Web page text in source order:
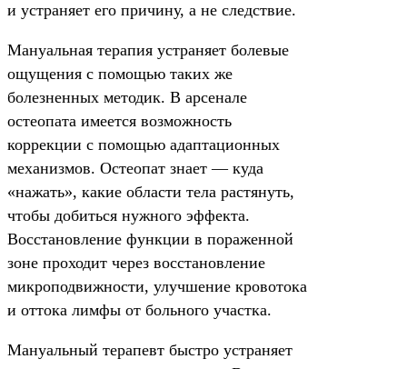
и устраняет его причину, а не следствие.
Мануальная терапия устраняет болевые
ощущения с помощью таких же
болезненных методик. В арсенале
остеопата имеется возможность
коррекции с помощью адаптационных
механизмов. Остеопат знает — куда
«нажать», какие области тела растянуть,
чтобы добиться нужного эффекта.
Восстановление функции в пораженной
зоне проходит через восстановление
микроподвижности, улучшение кровотока
и оттока лимфы от больного участка.
Мануальный терапевт быстро устраняет